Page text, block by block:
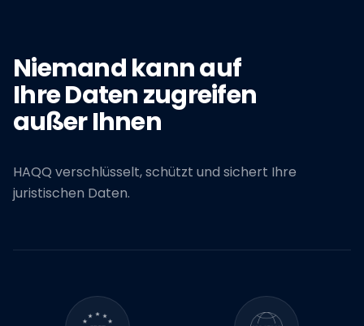
Niemand kann auf
Ihre Daten zugreifen
außer Ihnen
HAQQ verschlüsselt, schützt und sichert Ihre
juristischen Daten.